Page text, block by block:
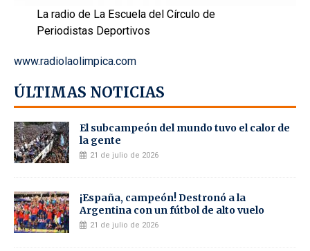
La radio de La Escuela del Círculo de
Periodistas Deportivos
www.radiolaolimpica.com
ÚLTIMAS NOTICIAS
El subcampeón del mundo tuvo el calor de
la gente
21 de julio de 2026
¡España, campeón! Destronó a la
Argentina con un fútbol de alto vuelo
21 de julio de 2026